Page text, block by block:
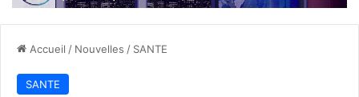
Accueil / Nouvelles / SANTE
SANTE